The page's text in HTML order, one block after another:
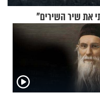
את שיר השירים"